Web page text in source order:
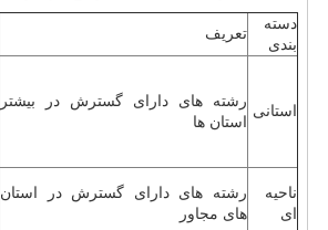
دسته
بندی
تعریف
استانی
رشته های دارای گسترش در بیشتر
استان ها
ناحیه
ای
رشته های دارای گسترش در استان
های مجاور